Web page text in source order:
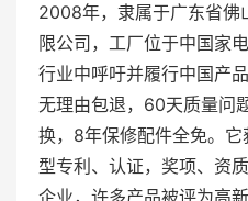
2008年，隶属于广东省佛
限公司，工厂位于中国家
行业中呼吁并履行中国产
无理由包退，60天质量问
换，8年保修配件全免。
型专利、认证，奖项、资
企业，许多产品被评为高